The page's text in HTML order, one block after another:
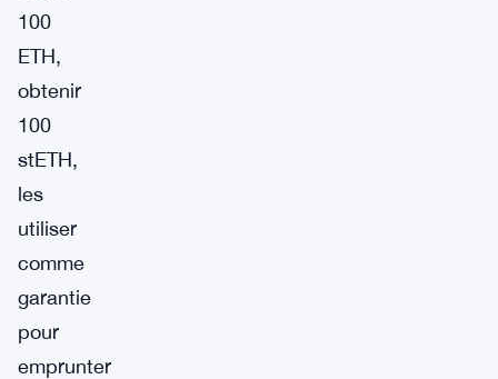
100
ETH,
obtenir
100
stETH,
les
utiliser
comme
garantie
pour
emprunter